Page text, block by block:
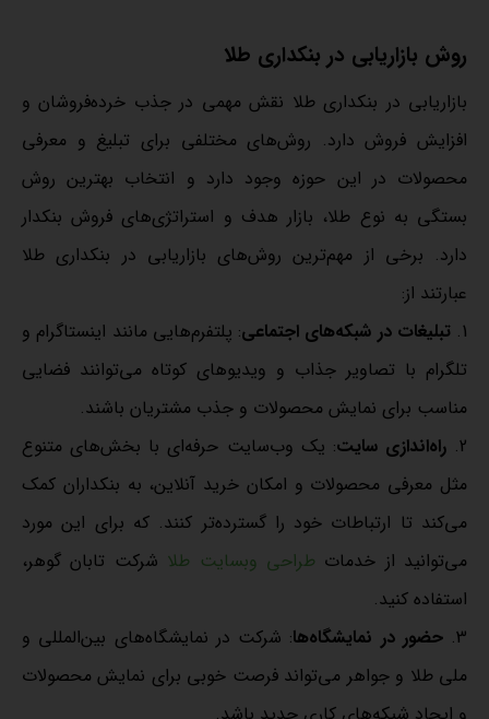
روش بازاریابی در بنکداری طلا
بازاریابی در بنکداری طلا نقش مهمی در جذب خرده‌فروشان و
افزایش فروش دارد. روش‌های مختلفی برای تبلیغ و معرفی
محصولات در این حوزه وجود دارد و انتخاب بهترین روش
بستگی به نوع طلا، بازار هدف و استراتژی‌های فروش بنکدار
دارد. برخی از مهم‌ترین روش‌های بازاریابی در بنکداری طلا
عبارتند از:
تبلیغات در شبکه‌های اجتماعی: پلتفرم‌هایی مانند اینستاگرام و
تلگرام با تصاویر جذاب و ویدیوهای کوتاه می‌توانند فضایی
مناسب برای نمایش محصولات و جذب مشتریان باشند.
راه‌اندازی سایت: یک وب‌سایت حرفه‌ای با بخش‌های متنوع
مثل معرفی محصولات و امکان خرید آنلاین، به بنکداران کمک
می‌کند تا ارتباطات خود را گسترده‌تر کنند. که برای این مورد
می‌توانید از خدمات طراحی وبسایت طلا شرکت تابان گوهر،
استفاده کنید.
حضور در نمایشگاه‌ها: شرکت در نمایشگاه‌های بین‌المللی و
ملی طلا و جواهر می‌تواند فرصت خوبی برای نمایش محصولات